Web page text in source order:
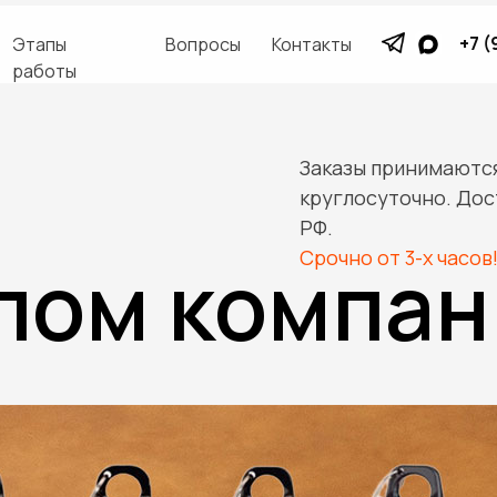
Этапы
работы
Вопросы Контакты +7
Заказы
круглосуточно.
РФ.
Срочно от 3-х часов!